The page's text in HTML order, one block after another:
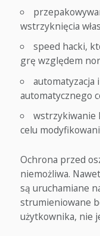
wstrzyknięcia
speed hacki,
grę względem
automatyzacja
automatycznego
wstrzykiwanie
celu
Ochrona przed
niemożliwa.
są uruchamiane
strumieniowane
użytkownika, nie